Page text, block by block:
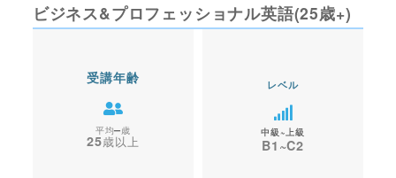
ビジネス&プロフェッショナル英語(25歳+)
受講年齢
–
25
レベル
中級~上級
B1~C2